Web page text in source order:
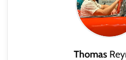
Thomas